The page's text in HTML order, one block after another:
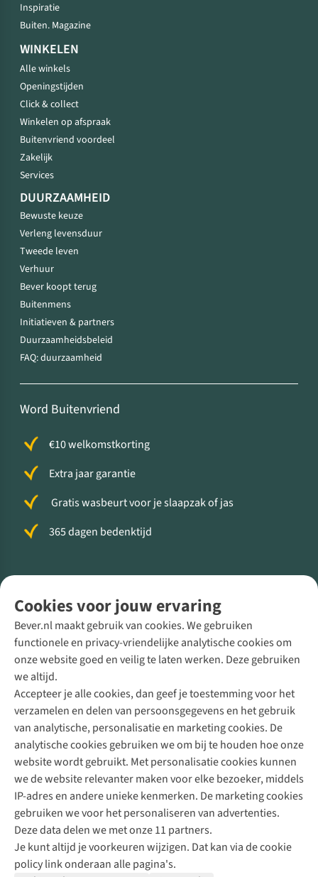
Cookies voor jouw ervaring
Bever.nl maakt gebruik van cookies. We gebruiken
functionele en privacy-vriendelijke analytische cookies om
onze website goed en veilig te laten werken. Deze gebruiken
we altijd.
Accepteer je alle cookies, dan geef je toestemming voor het
verzamelen en delen van persoonsgegevens en het gebruik
van analytische, personalisatie en marketing cookies. De
analytische cookies gebruiken we om bij te houden hoe onze
website wordt gebruikt. Met personalisatie cookies kunnen
we de website relevanter maken voor elke bezoeker, middels
IP-adres en andere unieke kenmerken. De marketing cookies
gebruiken we voor het personaliseren van advertenties.
Deze data delen we met onze 11 partners.
Je kunt altijd je voorkeuren wijzigen. Dat kan via de cookie
policy link onderaan alle pagina's.
Inspiratie
Buiten. Magazine
WINKELEN
Alle winkels
Openingstijden
Click & collect
Winkelen op afspraak
Buitenvriend voordeel
Zakelijk
Services
DUURZAAMHEID
Bewuste keuze
Verleng levensduur
Tweede leven
Verhuur
Bever koopt terug
Buitenmens
Initiatieven & partners
Duurzaamheidsbeleid
FAQ: duurzaamheid
Word Buitenvriend
€10 welkomstkorting
Extra jaar garantie
Gratis wasbeurt voor je slaapzak of jas
365 dagen bedenktijd
Direct advies van een Buitenexpert
+31 (0)85 888 50 88
+31 6 12 28 49 80
Contactformulier